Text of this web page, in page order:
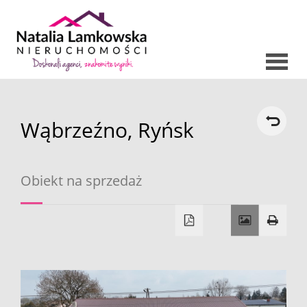
główna
O nas
Domy
Wąbrzeźno, Ryńsk
Obiekt na sprzedaż